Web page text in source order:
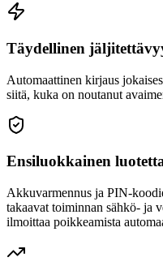
Täydellinen
Automaattinen kirjaus
siitä, kuka on noutanut
Ensiluokkainen
Akkuvarmennus ja PIN-
takaavat toiminnan sähkö- ja
ilmoittaa poikkeamista